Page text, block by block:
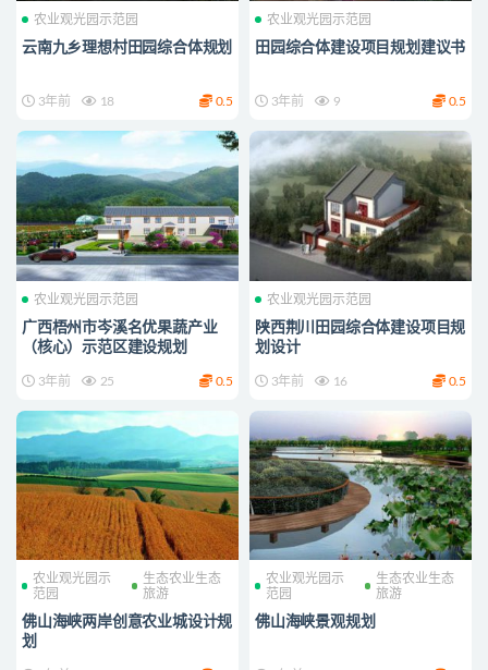
农业观光园示范园
云南九乡理想村田园综合体规划
3年前 18 0.5
农业观光园示范园
田园综合体建设项目规划建议书
3年前 9 0.5
农业观光园示范园
广西梧州市岑溪名优果蔬产业
（核心）示范区建设规划
3年前 25 0.5
农业观光园示范园
陕西荆川田园综合体建设项目规
划设计
3年前 16 0.5
农业观光园示
范园
生态农业生态
旅游
佛山海峡两岸创意农业城设计规
划
农业观光园示
范园
生态农业生态
旅游
佛山海峡景观规划